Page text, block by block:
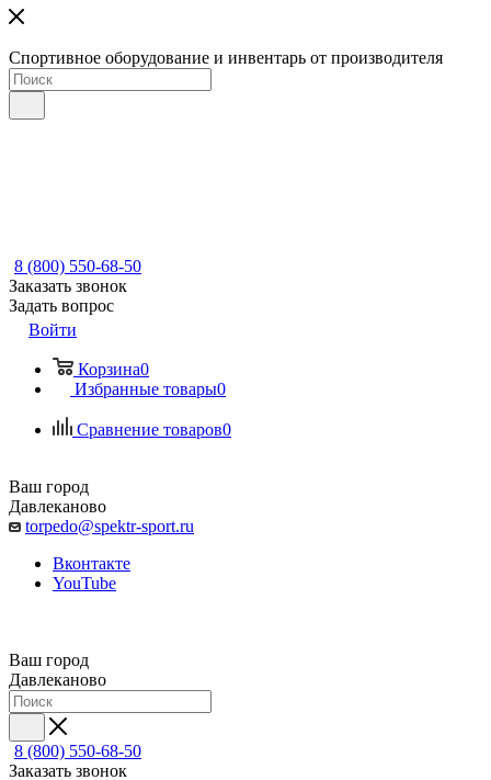
Спортивное оборудование и инвентарь от производителя
8 (800) 550-68-50
Заказать звонок
Задать вопрос
Войти
Корзина0
Избранные товары0
Сравнение товаров0
Ваш город
Давлеканово
torpedo@spektr-sport.ru
Вконтакте
YouTube
Ваш город
Давлеканово
8 (800) 550-68-50
Заказать звонок